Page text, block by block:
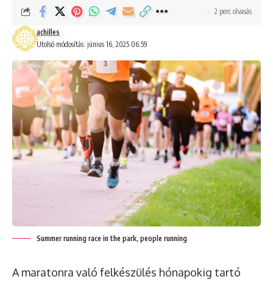
Utolsó módosítás: június 16, 2025 06:59
achilles
2 perc olvasás
Summer running race in the park, people running
A maratonra való felkészülés hónapokig tartó